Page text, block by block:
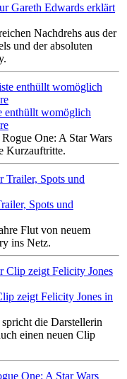
Gareth Edwards erklärt
Nachdrehs aus der
und der absoluten
enthüllt womöglich
One: A Star Wars
Kurzauftritte.
Spots und
Flut von neuem
ins Netz.
zeigt Felicity Jones in
die Darstellerin
einen neuen Clip